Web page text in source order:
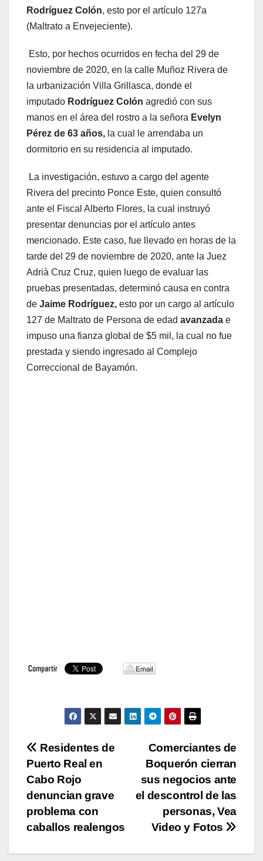
Rodríguez Colón, esto por el artículo 127a
(Maltrato a Envejeciente).
Esto, por hechos ocurridos en fecha del 29 de
noviembre de 2020, en la calle Muñoz Rivera de
la urbanización Villa Grillasca, donde el
imputado Rodríguez Colón agredió con sus
manos en el área del rostro a la señora Evelyn
Pérez de 63 años, la cual le arrendaba un
dormitorio en su residencia al imputado.
La investigación, estuvo a cargo del agente
Rivera del precinto Ponce Este, quien consultó
ante el Fiscal Alberto Flores, la cual instruyó
presentar denuncias por el artículo antes
mencionado. Este caso, fue llevado en horas de la
tarde del 29 de noviembre de 2020, ante la Juez
Adrià Cruz Cruz, quien luego de evaluar las
pruebas presentadas, determinó causa en contra
de Jaime Rodríguez, esto por un cargo al artículo
127 de Maltrato de Persona de edad avanzada e
impuso una fianza global de $5 mil, la cual no fue
prestada y siendo ingresado al Complejo
Correccional de Bayamón.
Navegación
de
entradas
Comerciantes de
Boquerón cierran
sus negocios ante
el descontrol de las
personas, Vea
Video y Fotos
Residentes de
Puerto Real en
Cabo Rojo
denuncian grave
problema con
caballos realengos